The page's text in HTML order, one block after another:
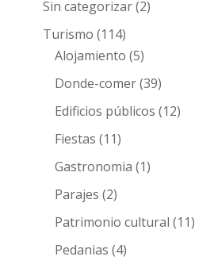
Sin categorizar(2)
Turismo (114)
Alojamiento (5)
Donde-comer(39)
Edificios públicos (12)
Fiestas (11)
Gastronomia (1)
Parajes (2)
Patrimonio cultural (11)
Pedanias (4)